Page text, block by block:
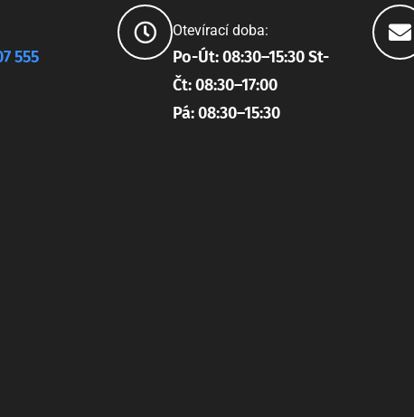
555
Otevírací doba:
Po-Út: 08:30–15:30 St-
Čt: 08:30–17:00
Pá: 08:30–15:30